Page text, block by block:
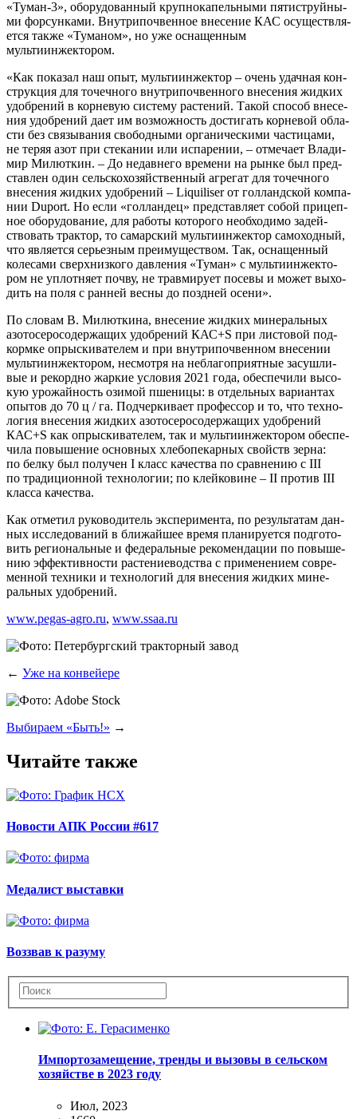
«Туман-3», обо­ру­до­ван­ный круп­но­ка­пель­ны­ми пяти­струй­ны­
ми фор­сун­ка­ми. Внут­ри­поч­вен­ное вне­се­ние КАС осу­ществ­ля­
ет­ся так­же «Тума­ном», но уже осна­щен­ным
мультиинжектором.
«Как пока­зал наш опыт, муль­ти­ин­жек­тор – очень удач­ная кон­
струк­ция для точеч­но­го внут­ри­поч­вен­но­го вне­се­ния жид­ких
удоб­ре­ний в кор­не­вую систе­му рас­те­ний. Такой спо­соб вне­се­
ния удоб­ре­ний дает им воз­мож­ность дости­гать кор­не­вой обла­
сти без свя­зы­ва­ния сво­бод­ны­ми орга­ни­че­ски­ми части­ца­ми,
не теряя азот при сте­ка­нии или испа­ре­нии, – отме­ча­ет Вла­ди­
мир Милют­кин. – До недав­не­го вре­ме­ни на рын­ке был пред­
став­лен один сель­ско­хо­зяй­ствен­ный агре­гат для точеч­но­го
вне­се­ния жид­ких удоб­ре­ний – Liquiliser от гол­ланд­ской ком­па­
нии Duport. Но если «гол­лан­дец» пред­став­ля­ет собой при­цеп­
ное обо­ру­до­ва­ние, для рабо­ты кото­ро­го необ­хо­ди­мо задей­
ство­вать трак­тор, то самар­ский муль­ти­ин­жек­тор само­ход­ный,
что явля­ет­ся серьез­ным пре­иму­ще­ством. Так, осна­щен­ный
коле­са­ми сверх­низ­ко­го дав­ле­ния «Туман» с муль­ти­ин­жек­то­
ром не уплот­ня­ет поч­ву, не трав­ми­ру­ет посе­вы и может выхо­
дить на поля с ран­ней вес­ны до позд­ней осени».
По сло­вам В. Милют­ки­на, вне­се­ние жид­ких мине­раль­ных
азо­то­се­ро­со­дер­жа­щих удоб­ре­ний КАС+S при листо­вой под­
корм­ке опрыс­ки­ва­те­лем и при внут­ри­поч­вен­ном вне­се­нии
муль­ти­ин­жек­то­ром, несмот­ря на небла­го­при­ят­ные засуш­ли­
вые и рекорд­но жар­кие усло­вия 2021 года, обес­пе­чи­ли высо­
кую уро­жай­ность ози­мой пше­ни­цы: в отдель­ных вари­ан­тах
опы­тов до 70 ц / га. Под­чер­ки­ва­ет про­фес­сор и то, что тех­но­
ло­гия вне­се­ния жид­ких азо­то­се­ро­со­дер­жа­щих удоб­ре­ний
КАС+S как опрыс­ки­ва­те­лем, так и муль­ти­ин­жек­то­ром обес­пе­
чи­ла повы­ше­ние основ­ных хле­бо­пе­кар­ных свойств зер­на:
по бел­ку был полу­чен I класс каче­ства по срав­не­нию с III
по тра­ди­ци­он­ной тех­но­ло­гии; по клей­ко­вине – II про­тив III
клас­са качества.
Как отме­тил руко­во­ди­тель экс­пе­ри­мен­та, по резуль­та­там дан­
ных иссле­до­ва­ний в бли­жай­шее вре­мя пла­ни­ру­ет­ся под­го­то­
вить реги­о­наль­ные и феде­раль­ные реко­мен­да­ции по повы­ше­
нию эффек­тив­но­сти рас­те­ние­вод­ства с при­ме­не­ни­ем совре­
мен­ной тех­ни­ки и тех­но­ло­гий для вне­се­ния жид­ких мине­
раль­ных удобрений.
www.pegas-agro.ru, www.ssaa.ru
← Уже на конвейере
Выбираем «Быть!» →
Читайте также
Новости АПК России #617
Медалист выставки
Воззвав к разуму
Импортозамещение, тренды и вызовы в сельском
хозяйстве в 2023 году
Июл, 2023